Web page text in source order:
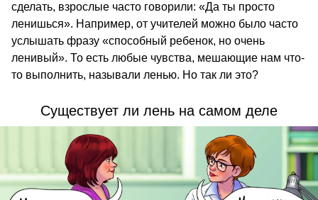
сделать, взрослые часто говорили: «Да ты просто
ленишься». Например, от учителей можно было часто
услышать фразу «способный ребенок, но очень
ленивый». То есть любые чувства, мешающие нам что-
то выполнить, называли ленью. Но так ли это?
Существует ли лень на самом деле